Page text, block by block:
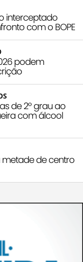
interceptado
com o BOPE
podem
de 2º grau ao
com álcool
metade de centro